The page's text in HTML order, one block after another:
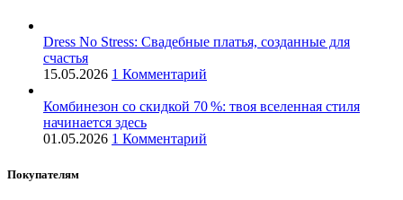
Dress No Stress: Свадебные платья, созданные для
счастья
15.05.2026 1 Комментарий
Комбинезон со скидкой 70 %: твоя вселенная стиля
начинается здесь
01.05.2026 1 Комментарий
Покупателям